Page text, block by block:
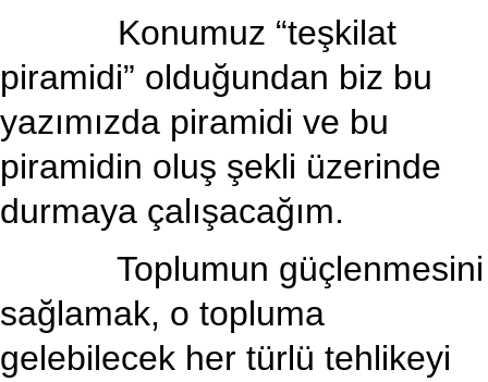
Konumuz “teşkilat
piramidi” olduğundan biz bu
yazımızda piramidi ve bu
piramidin oluş şekli üzerinde
durmaya çalışacağım.
Toplumun güçlenmesini
sağlamak, o topluma
gelebilecek her türlü tehlikeyi